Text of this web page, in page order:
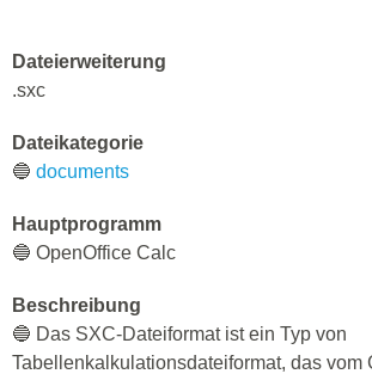
Dateierweiterung
.sxc
Dateikategorie
🔵 documents
Hauptprogramm
🔵 OpenOffice Calc
Beschreibung
🔵 Das SXC-Dateiformat ist ein Typ von
Tabellenkalkulationsdateiformat, das vom